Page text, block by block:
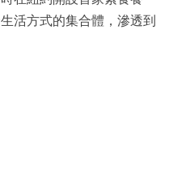
活方式的集合體，滲透到